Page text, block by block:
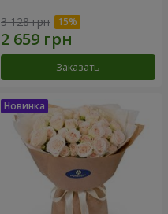
3 128 грн
Заказать